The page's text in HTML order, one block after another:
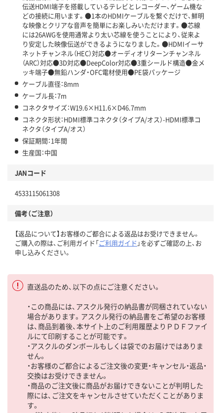
伝送HDMI端子を搭載しているテレビとレコーダー、ゲーム機な
どの接続に用います。●1本のHDMIケーブルを繋ぐだけで、鮮明
な映像とクリアな音声を簡単にお楽しみいただけます。●芯線
には26AWGを使用通常より太い芯線を使うことにより、従来よ
り安定した映像伝送ができるようになりました。●HDMIイーサ
ネットチャンネル（HEC）対応●オーディオリターンチャンネル
（ARC）対応●3D対応●DeepColor対応●3重シールド構造●金メ
ッキ端子●無鉛ハンダ・OFC電材使用●PE袋パッケージ
ケーブル直径：8mm
ケーブル長：7m
コネクタサイズ：W19.6×H11.6×D46.7mm
コネクタ形状：HDMI標準コネクタ（タイプA/オス）-HDMI標準コ
ネクタ（タイプA/オス）
保証期間：1年間
生産国：中国
JANコード
4533115061308
備考（ご注意）
【返品について】お客様のご都合による返品はお受けできません。
ご購入の際は、ご利用ガイド「ご利用ガイド 」を必ずご確認の上、お
申し込みください。
直送品のため、以下の点にご注意ください。
・この商品には、アスクル発行の納品書が同梱されていない
場合があります。アスクル発行の納品書をご希望のお客様
は、商品到着後、本サイト上のご利用履歴よりＰＤＦファイ
ルにて印刷することが可能です。
・アスクルのダンボールもしくは袋でのお届けではありま
せん。
・お客様のご都合によるご注文後の変更・キャンセル・返品・
交換はお受けできません。
・商品のご注文後に商品がお届けできないことが判明した
際には、ご注文をキャンセルさせていただくことがありま
す。